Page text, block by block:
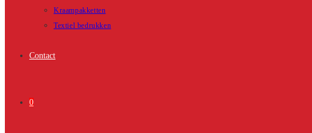
Kraampakketten
Textiel bedrukken
Contact
0